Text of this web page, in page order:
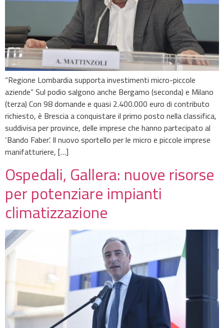
“Regione Lombardia supporta investimenti micro-piccole
aziende” Sul podio salgono anche Bergamo (seconda) e Milano
(terza) Con 98 domande e quasi 2.400.000 euro di contributo
richiesto, è Brescia a conquistare il primo posto nella classifica,
suddivisa per province, delle imprese che hanno partecipato al
‘Bando Faber’. Il nuovo sportello per le micro e piccole imprese
manifatturiere, […]
Ospedali, Gallera: nuove risorse
per potenziare impianti
climatizzazione